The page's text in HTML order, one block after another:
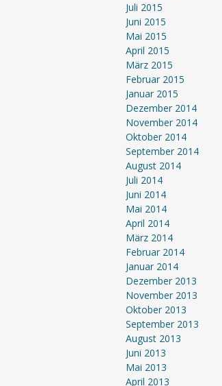
Juli 2015
Juni 2015
Mai 2015
April 2015
März 2015
Februar 2015
Januar 2015
Dezember 2014
November 2014
Oktober 2014
September 2014
August 2014
Juli 2014
Juni 2014
Mai 2014
April 2014
März 2014
Februar 2014
Januar 2014
Dezember 2013
November 2013
Oktober 2013
September 2013
August 2013
Juni 2013
Mai 2013
April 2013